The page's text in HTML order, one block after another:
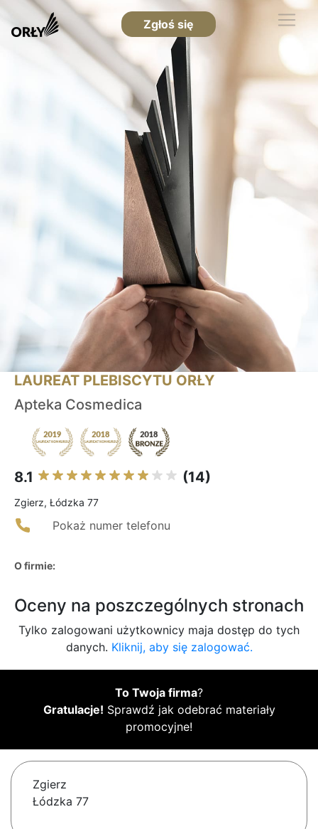
Zgłoś się
LAUREAT PLEBISCYTU ORŁY
Apteka Cosmedica
8.1 (14)
Zgierz, Łódzka 77
Pokaż numer telefonu
O firmie:
Oceny na poszczególnych stronach
Tylko zalogowani użytkownicy maja dostęp do tych
danych. Kliknij, aby się zalogować.
To Twoja firma?
Gratulacje! Sprawdź jak odebrać materiały
promocyjne!
Zgierz
Łódzka 77